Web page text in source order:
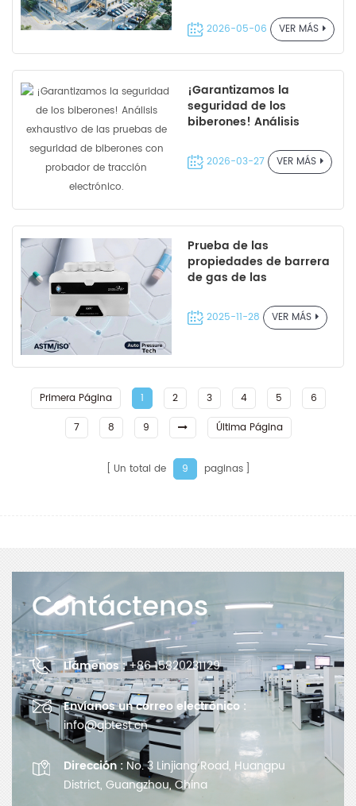
mercado mundial del
caucho.
2026-05-06 VER MÁS
¡Garantizamos la
seguridad de los
biberones! Análisis
pruebas de seguridad
de biberones con
2026-03-27 VER MÁS
Prueba de las
propiedades de barrera
de gas de las
separación
2025-11-28 VER MÁS
Primera Página 1 2 3 4 5
6
7
8 9 Última Página
Un total de 9 paginas
Contáctenos
Llámenos :+86 15820231129
Envíanos un correo electrónico :
info@gbtest.cn
Dirección : No. 3 Linjiang Road, Huangpu
District, Guangzhou, China